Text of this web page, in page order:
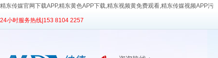
精东传媒官网下载APP,精东黄色APP下载,精东视频黄免费观看,精东传媒视频APP污
24小时服务热线| 153 8104 2257